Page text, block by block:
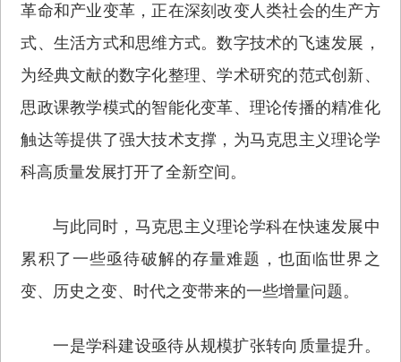
革命和产业变革，正在深刻改变人类社会的生产方
式、生活方式和思维方式。数字技术的飞速发展，
为经典文献的数字化整理、学术研究的范式创新、
思政课教学模式的智能化变革、理论传播的精准化
触达等提供了强大技术支撑，为马克思主义理论学
科高质量发展打开了全新空间。
与此同时，马克思主义理论学科在快速发展中
累积了一些亟待破解的存量难题，也面临世界之
变、历史之变、时代之变带来的一些增量问题。
一是学科建设亟待从规模扩张转向质量提升。